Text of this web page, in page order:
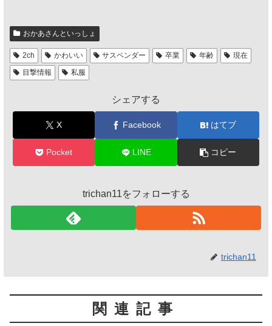
おかあさんといっしょ
2ch かわいい サスペンダー 卒業 年齢
現在
目撃情報
私服
シェアする
X Facebook はてブ
Pocket LINE コピー
trichan11をフォローする
trichan11
関連記事